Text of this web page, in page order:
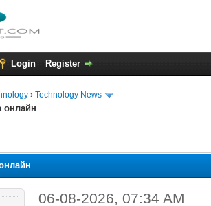
Login Register
› Technology News
онлайн
06-08-2026, 07:34 AM